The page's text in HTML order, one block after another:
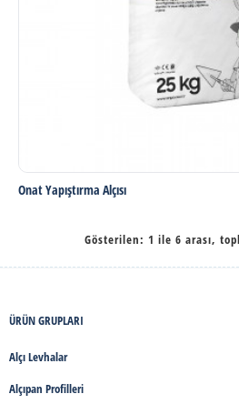
Onat Yapıştırma Alçısı
Gösterilen: 1 ile 6 arası,
ÜRÜN GRUPLARI
Alçı Levhalar
Alçıpan Profilleri